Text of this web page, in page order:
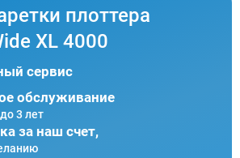
плоттера
XL 4000
сервис
обслуживание
3 лет
за наш счет,